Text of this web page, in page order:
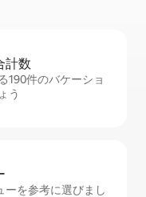
計⁠数
190件のバケーショ
う
を参考に選びまし